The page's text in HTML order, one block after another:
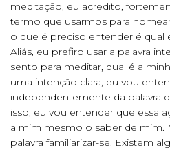
meditação, eu acredito,
termo que usarmos para
o que é preciso entender é qual
Aliás, eu prefiro usar a palavra
sento para meditar, qual é a
uma intenção clara, eu vou
independentemente da palavra
isso, eu vou entender que essa
a mim mesmo o saber de mim.
palavra familiarizar-se. Existem